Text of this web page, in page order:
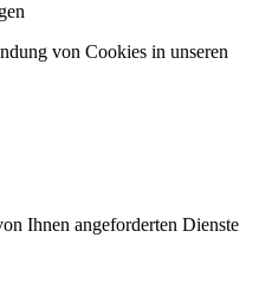
von Cookies in unseren
Ihnen angeforderten Dienste